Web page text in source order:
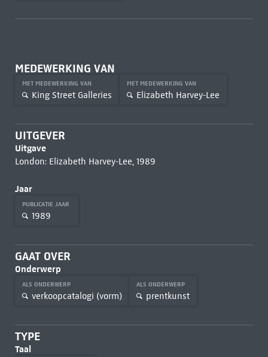
MEDEWERKING VAN
MET MEDEWERKING VAN
King Street Galleries
MET MEDEWERKING VAN
Elizabeth Harvey-Lee
UITGEVER
Uitgave
London: Elizabeth Harvey-Lee, 1989
Jaar
PUBLICATIE JAAR
1989
GAAT OVER
Onderwerp
ALS ONDERWERP
verkoopcatalogi (vorm)
ALS ONDERWERP
prentkunst
TYPE
Taal